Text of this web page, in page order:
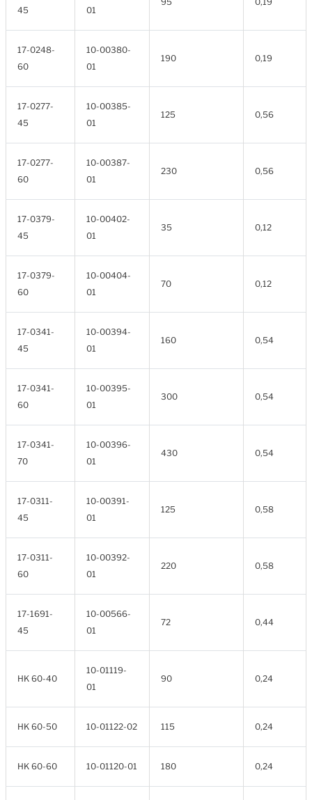
45 01
17-0248-
60
10-00380-
01
190 0,19
17-0277-
45
10-00385-
01
125 0,56
17-0277-
60
10-00387-
01
230 0,56
17-0379-
45
10-00402-
01
35 0,12
17-0379-
60
10-00404-
01
70 0,12
17-0341-
45
10-00394-
01
160 0,54
17-0341-
60
10-00395-
01
300 0,54
17-0341-
70
10-00396-
01
430 0,54
17-0311-
45
10-00391-
01
125 0,58
17-0311-
60
10-00392-
01
220 0,58
17-1691-
45
10-00566-
01
72 0,44
HK 60-40
10-01119-
01
90 0,24
HK 60-50 10-01122-02 115 0,24
HK 60-60 10-01120-01 180 0,24